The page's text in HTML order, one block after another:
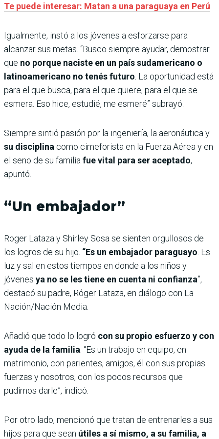
Te puede interesar: Matan a una paraguaya en Perú
Igualmente, instó a los jóvenes a esforzarse para
alcanzar sus metas. “Busco siempre ayudar, demostrar
que no porque naciste en un país sudamericano o
latinoamericano no tenés futuro . La oportunidad está
para el que busca, para el que quiere, para el que se
esmera. Eso hice, estudié, me esmeré” subrayó.
Siempre sintió pasión por la ingeniería, la aeronáutica y
su disciplina como cimeforista en la Fuerza Aérea y en
el seno de su familia fue vital para ser aceptado,
apuntó.
“Un embajador”
Roger Lataza y Shirley Sosa se sienten orgullosos de
los logros de su hijo. “Es un embajador paraguayo . Es
luz y sal en estos tiempos en donde a los niños y
jóvenes ya no se les tiene en cuenta ni confianza”,
destacó su padre, Róger Lataza, en diálogo con La
Nación/Nación Media.
Añadió que todo lo logró con su propio esfuerzo y con
ayuda de la familia . “Es un trabajo en equipo, en
matrimonio, con parientes, amigos, él con sus propias
fuerzas y nosotros, con los pocos recursos que
pudimos darle”, indicó.
Por otro lado, mencionó que tratan de entrenarles a sus
hijos para que sean útiles a sí mismo, a su familia, a